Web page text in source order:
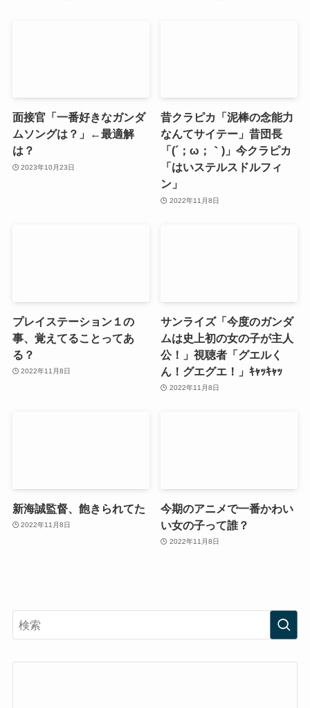
面接官「一番好きなガンダ
ムソングは？」←最適解
は？
2023年10月23日
昔クラピカ「泥棒の念能力
なんてサイテー」昔団長
「(´；ω；｀)」今クラピカ
「はいステルスドルフィ
ン」
2022年11月8日
プレイステーション１の
事、覚えてることってあ
る？
2022年11月8日
サンライズ「今度のガンダ
ムは史上初の女の子が主人
公！」視聴者「グエルく
ん！グエグエ！」ｷｬｯｷｬｯ
2022年11月8日
新海誠監督、飽きられてた
2022年11月8日
今期のアニメで一番かわい
い女の子って誰？
2022年11月8日